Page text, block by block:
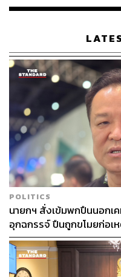
ไม่เป็นที่นิยมนัก เราก็เลย
สนุกขึ้น และเข้ากับคาแรก
เลือกใหม่ๆ ให้กับคนในปัจ
ปารเมศ เอื้องชูถิ่น
ถึงโจทย์ใหญ่ของการผลิตที่
รีไซเคิล เนื่องจากผ้ารีไซเ
ใช้ผลิตกระเป๋ามากนัก ส่ว
ลวดลายลงไปบนเนื้อผ้าจะ
ตัวนี้ก็มีความผิดพลาดเกิด
ว่าการพิมพ์ลวดลายไม่สา
ปรับปรุงก่อนจะกลายมาเป็
‘GREYHOUND x Thai
เรือนไทยที่ถูกซุกไว้
POLITICS
นายกฯ สั่งเข้มพกปืนนอกเ
อุกฉกรรจ์ ปืนถูกขโมยก่อเ